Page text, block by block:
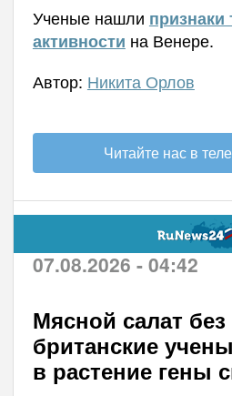
Ученые нашли признаки
активности на Венере.
Автор: Никита Орлов
Читайте нас в
07.08.2026 - 04:42
Мясной салат
британские
в растение гены